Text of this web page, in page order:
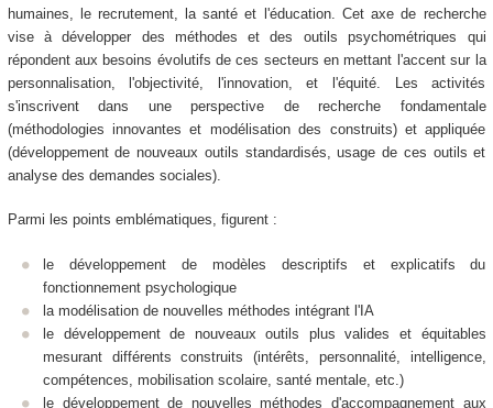
humaines, le recrutement, la santé et l'éducation. Cet axe de recherche
vise à développer des méthodes et des outils psychométriques qui
répondent aux besoins évolutifs de ces secteurs en mettant l'accent sur la
personnalisation, l'objectivité, l'innovation, et l'équité. Les activités
s'inscrivent dans une perspective de recherche fondamentale
(méthodologies innovantes et modélisation des construits) et appliquée
(développement de nouveaux outils standardisés, usage de ces outils et
analyse des demandes sociales).
Parmi les points emblématiques, figurent :
le développement de modèles descriptifs et explicatifs du
fonctionnement psychologique
la modélisation de nouvelles méthodes intégrant l'IA
le développement de nouveaux outils plus valides et équitables
mesurant différents construits (intérêts, personnalité, intelligence,
compétences, mobilisation scolaire, santé mentale, etc.)
le développement de nouvelles méthodes d'accompagnement aux